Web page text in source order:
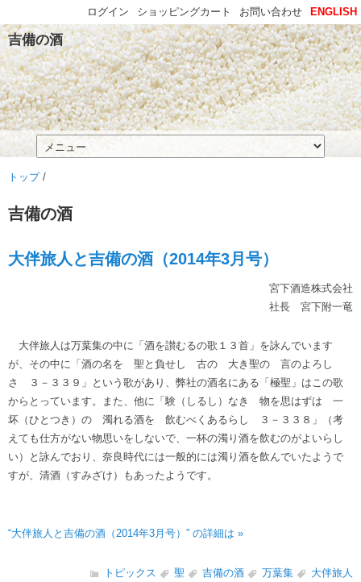
吉備の酒
トップ/
吉備の酒
大伴旅人と吉備の酒（2014年3月号）
宮下酒造株式会社
社長 宮下附一竜
大伴旅人は万葉集の中に「酒を讃むるの歌１３首」を詠んでいます
が、その中に「酒の名を 聖と負せし 古の 大き聖の 言のよろし
さ ３－３３９」という歌があり、弊社の酒名にある「極聖」はこの歌
からとっています。また、他に「験（しるし）なき 物を思はずは 一
坏（ひとつき）の 濁れる酒を 飲むべくあるらし ３－３３８」（考
えても仕方がない物思いをしないで、一杯の濁り酒を飲むのがよいらし
い）と詠んでおり、奈良時代には一般的には濁り酒を飲んでいたようで
すが、清酒（すみざけ）もあったようです。
“大伴旅人と吉備の酒（2014年3月号）” の詳細は »
トピックス 聖 吉備の酒 万葉集 大伴旅人
ENGLISH
お問い合わせ
ショッピングカート
ログイン